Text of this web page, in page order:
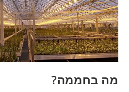
מה בחממה?